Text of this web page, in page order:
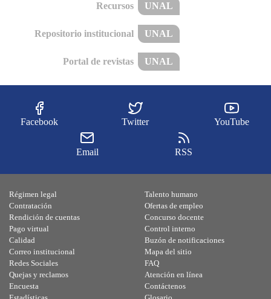
Recursos UNAL
Repositorio institucional UNAL
Portal de revistas UNAL
Facebook Twitter YouTube
Email RSS
Régimen legal
Contratación
Rendición de cuentas
Pago virtual
Calidad
Talento humano
Ofertas de empleo
Concurso docente
Control interno
Buzón de notificaciones
Correo institucional
Redes Sociales
Quejas y reclamos
Encuesta
Mapa del sitio
FAQ
Atención en línea
Contáctenos